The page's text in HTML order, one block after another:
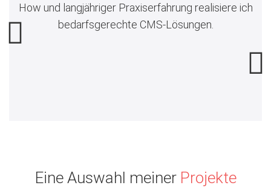
How und langjähriger Praxiserfahrung realisiere ich
bedarfsgerechte CMS-Lösungen.
Eine Auswahl meiner Projekte